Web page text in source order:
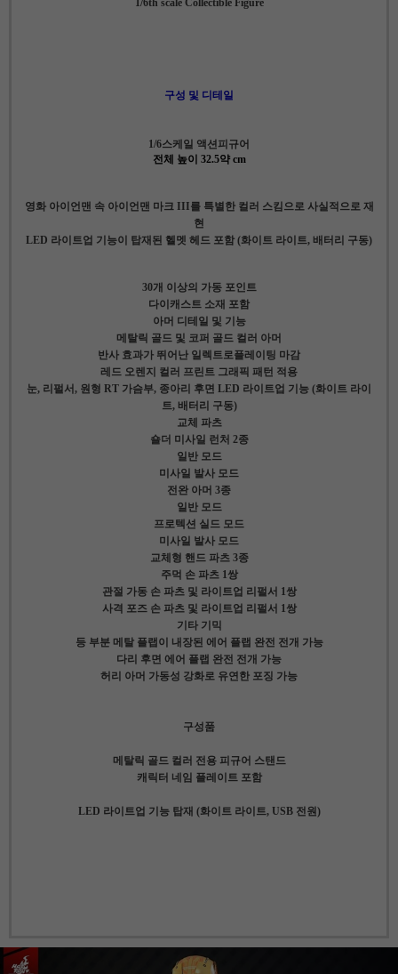
1/6th scale Collectible Figure
구성 및 디테일
1/6스케일 액션피규어
전체 높이 32.5약 cm
영화 아이언맨 속 아이언맨 마크 III를 특별한 컬러 스킴으로 사실적으로 재
현
LED 라이트업 기능이 탑재된 헬멧 헤드 포함 (화이트 라이트, 배터리 구동)
30개 이상의 가동 포인트
다이캐스트 소재 포함
아머 디테일 및 기능
메탈릭 골드 및 코퍼 골드 컬러 아머
반사 효과가 뛰어난 일렉트로플레이팅 마감
레드 오렌지 컬러 프린트 그래픽 패턴 적용
눈, 리펄서, 원형 RT 가슴부, 종아리 후면 LED 라이트업 기능 (화이트 라이
트, 배터리 구동)
교체 파츠
숄더 미사일 런처 2종
일반 모드
미사일 발사 모드
전완 아머 3종
일반 모드
프로텍션 실드 모드
미사일 발사 모드
교체형 핸드 파츠 3종
주먹 손 파츠 1쌍
관절 가동 손 파츠 및 라이트업 리펄서 1쌍
사격 포즈 손 파츠 및 라이트업 리펄서 1쌍
기타 기믹
등 부분 메탈 플랩이 내장된 에어 플랩 완전 전개 가능
다리 후면 에어 플랩 완전 전개 가능
허리 아머 가동성 강화로 유연한 포징 가능
구성품
메탈릭 골드 컬러 전용 피규어 스탠드
캐릭터 네임 플레이트 포함
LED 라이트업 기능 탑재 (화이트 라이트, USB 전원)